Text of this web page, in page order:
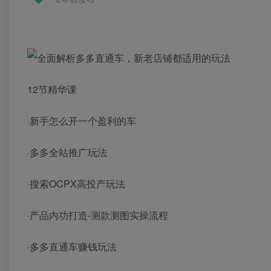
12节精华课
·新手怎么开一个盈利的车
·多多全站推广玩法
·搜索OCPX高投产玩法
·产品内功打造-测款测图实操流程
·多多直通车赚钱玩法